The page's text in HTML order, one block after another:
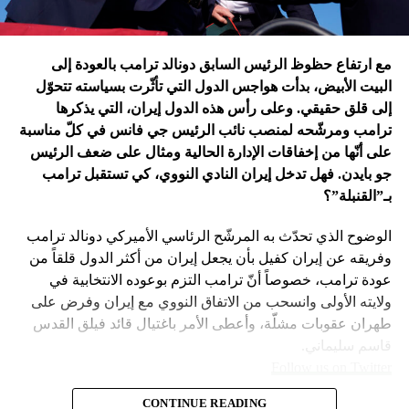
إدارة بايدن ونهاية منظومة.. وانتقام نتنياهو
فتح باباً كبيراً على تحوّلات جذرية في السياسة الأميركية وتعاطي
إسرائيل معها، أبرزها:
– نهاية عهد منظومة حوله آمنت بإمكان الاتفاق مع إيران. وهي
مع ارتفاع حظوظ الرئيس السابق دونالد ترامب بالعودة إلى
البيت الأبيض، بدأت هواجس الدول التي تأثّرت بسياسته تتحوّل
إلى قلق حقيقي. وعلى رأس هذه الدول إيران، التي يذكرها
ترامب ومرشّحه لمنصب نائب الرئيس جي فانس في كلّ مناسبة
على أنّها من إخفاقات الإدارة الحالية ومثال على ضعف الرئيس
جو بايدن. فهل تدخل إيران النادي النووي، كي تستقبل ترامب
بـ”القنبلة”؟
الوضوح الذي تحدّث به المرشّح الرئاسي الأميركي دونالد ترامب
وفريقه عن إيران كفيل بأن يجعل إيران من أكثر الدول قلقاً من
عودة ترامب، خصوصاً أنّ ترامب التزم بوعوده الانتخابية في
ولايته الأولى وانسحب من الاتفاق النووي مع إيران وفرض على
طهران عقوبات مشلّة، وأعطى الأمر باغتيال قائد فيلق القدس
CONTINUE READING